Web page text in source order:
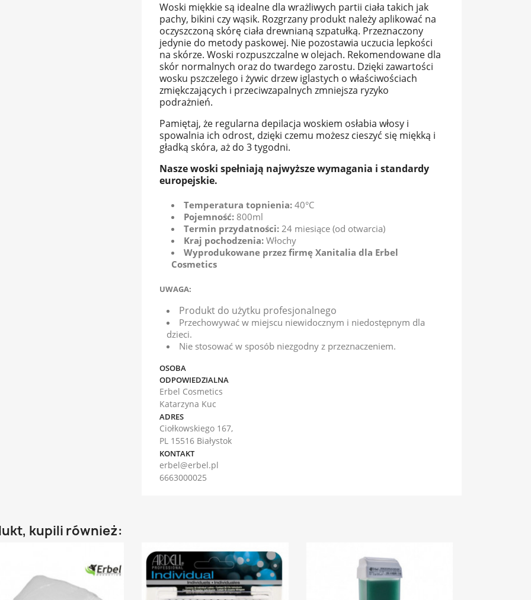
Woski miękkie są idealne dla wrażliwych partii ciała takich jak
pachy, bikini czy wąsik. Rozgrzany produkt należy aplikować na
oczyszczoną skórę ciała drewnianą szpatułką. Przeznaczony
jedynie do metody paskowej. Nie pozostawia uczucia lepkości
na skórze. Woski rozpuszczalne w olejach. Rekomendowane dla
skór normalnych oraz do twardego zarostu. Dzięki zawartości
wosku pszczelego i żywic drzew iglastych o właściwościach
zmiękczających i przeciwzapalnych zmniejsza ryzyko
podrażnień.
Pamiętaj, że regularna depilacja woskiem osłabia włosy i
spowalnia ich odrost, dzięki czemu możesz cieszyć się miękką i
gładką skóra, aż do 3 tygodni.
Nasze woski spełniają najwyższe wymagania i standardy
europejskie.
Temperatura topnienia: 40°C
Pojemność: 800ml
Termin przydatności: 24 miesiące (od otwarcia)
Kraj pochodzenia: Włochy
Wyprodukowane przez firmę Xanitalia dla Erbel
Cosmetics
UWAGA:
Produkt do użytku profesjonalnego
Przechowywać w miejscu niewidocznym i niedostępnym dla
dzieci.
Nie stosować w sposób niezgodny z przeznaczeniem.
OSOBA
ODPOWIEDZIALNA
Erbel Cosmetics
Katarzyna Kuc
ADRES
Ciołkowskiego 167,
PL 15516 Białystok
KONTAKT
erbel@erbel.pl
6663000025
kupili również: